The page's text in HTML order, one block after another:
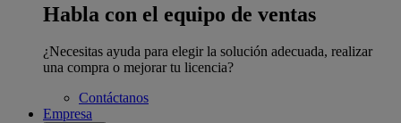
Habla con el equipo de ventas
¿Necesitas ayuda para elegir la solución adecuada, realizar
una compra o mejorar tu licencia?
Contáctanos
Empresa